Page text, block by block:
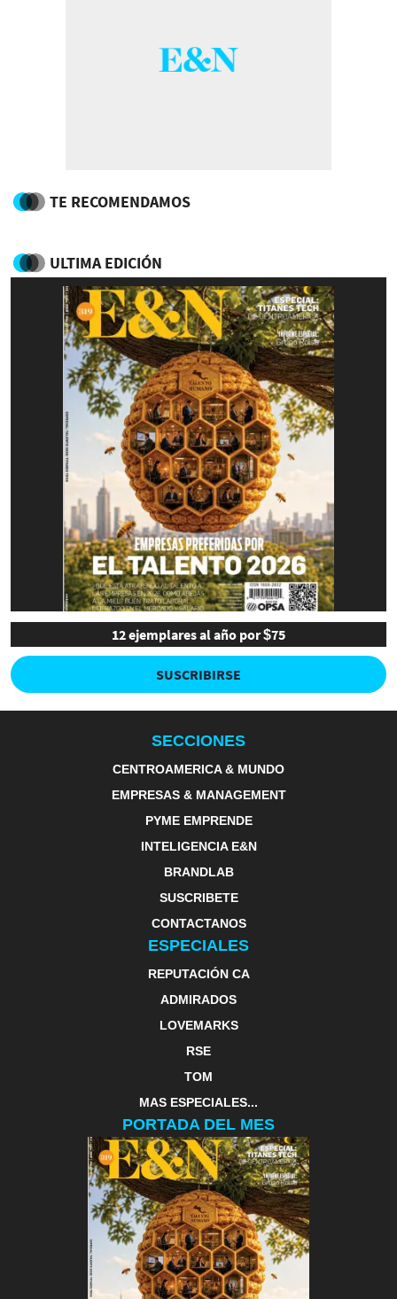
TE RECOMENDAMOS
ULTIMA EDICIÓN
12 ejemplares al año por $75
SUSCRIBIRSE
SECCIONES
CENTROAMERICA & MUNDO
EMPRESAS & MANAGEMENT
PYME EMPRENDE
INTELIGENCIA E&N
BRANDLAB
SUSCRIBETE
CONTACTANOS
ESPECIALES
REPUTACIÓN CA
ADMIRADOS
LOVEMARKS
RSE
TOM
MAS ESPECIALES...
PORTADA DEL MES